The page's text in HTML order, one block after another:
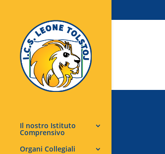
Il nostro Istituto
Comprensivo
Organi Collegiali